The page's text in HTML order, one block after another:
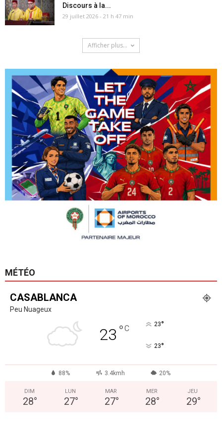
Discours à la...
29 juillet 2026 - 21 h 47 min
Afficher plus...
MÉTÉO
CASABLANCA
Peu Nuageux
23 °C 23°
23°
88% 3.4kmh 20%
DIM
28°
LUN
27°
MAR
27°
MER
28°
JEU
29°